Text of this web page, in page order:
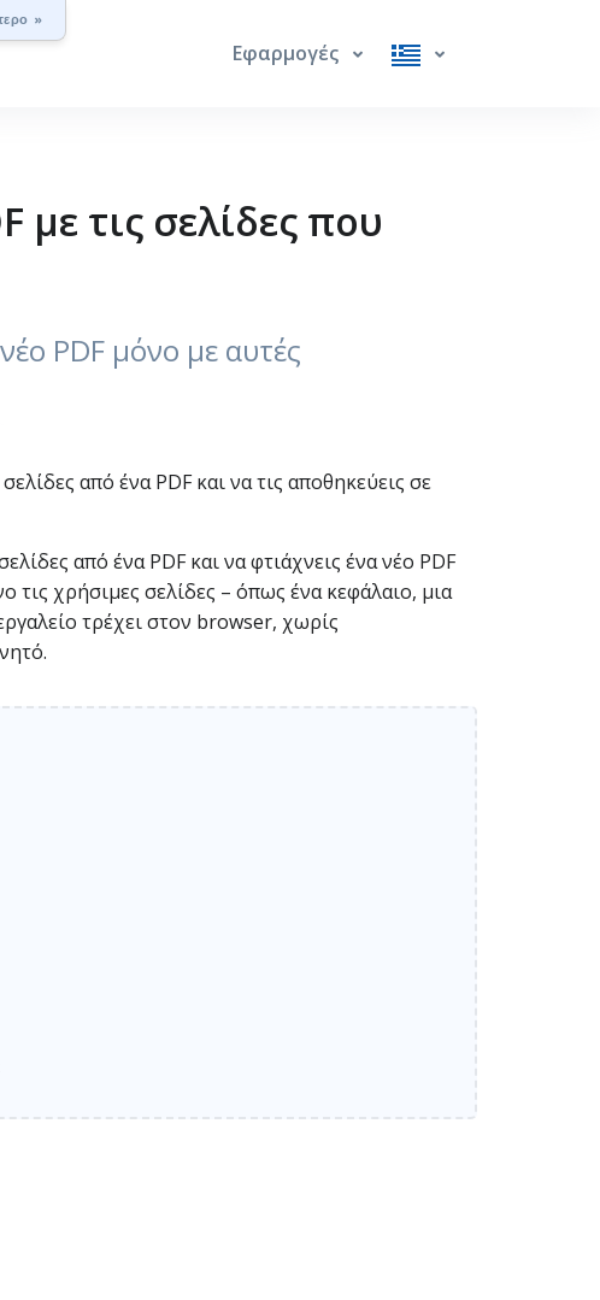
»
Εφαρμογές
τις σελίδες που
PDF μόνο με αυτές
από ένα PDF και να τις αποθηκεύεις σε
από ένα PDF και να φτιάχνεις ένα νέο PDF
τις χρήσιμες σελίδες – όπως ένα κεφάλαιο, μια
τρέχει στον browser, χωρίς